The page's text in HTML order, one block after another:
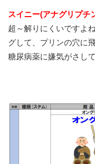
スイニー(アナグリプチ
超～解りにくいですよ
グして、プリンの穴に
糖尿病薬に嫌気がさし